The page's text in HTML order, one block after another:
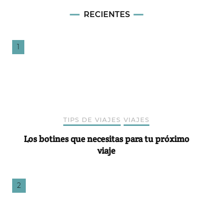
RECIENTES
TIPS DE VIAJES VIAJES
Los botines que necesitas para tu próximo
viaje